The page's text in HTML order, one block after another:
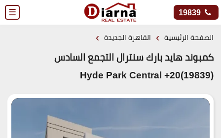
☰ 19839
الصفحة الرئيسية › القاهرة الجديدة ›
كمبوند هايد بارك سنترال التجمع السادس
(19839)20+ Hyde Park Central